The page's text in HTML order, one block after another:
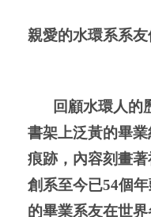
親愛的水環系系友
回顧水環人的
書架上泛黃的畢
痕跡，內容刻畫
創系至今已54個
的畢業系友在世